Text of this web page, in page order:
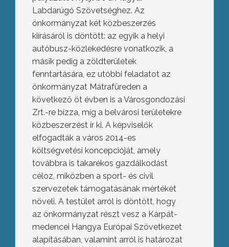
Labdarúgó Szövetséghez. Az
önkormányzat két közbeszerzés
kiírásáról is döntött: az egyik a helyi
autóbusz-közlekedésre vonatkozik, a
másik pedig a zöldterületek
fenntartására, ez utóbbi feladatot az
önkormányzat Mátrafüreden a
következő öt évben is a Városgondozási
Zrt.-re bízza, míg a belvárosi területekre
közbeszerzést ír ki. A képviselők
elfogadták a város 2014-es
költségvetési koncepcióját, amely
továbbra is takarékos gazdálkodást
céloz, miközben a sport- és civil
szervezetek támogatásának mértékét
növeli. A testület arról is döntött, hogy
az önkormányzat részt vesz a Kárpát-
medencei Hangya Európai Szövetkezet
alapításában, valamint arról is határozat